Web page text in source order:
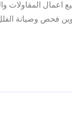
اعمال المقاولات
فحص وصيانة